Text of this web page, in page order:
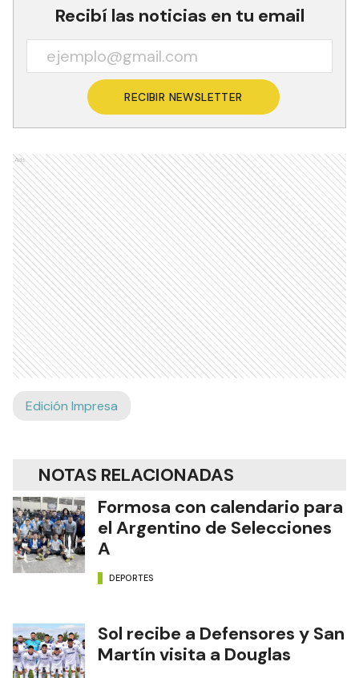
Recibí las noticias en tu email
RECIBIR NEWSLETTER
Ads
Edición Impresa
NOTAS RELACIONADAS
Formosa con calendario para
el Argentino de Selecciones
A
DEPORTES
Sol recibe a Defensores y San
Martín visita a Douglas